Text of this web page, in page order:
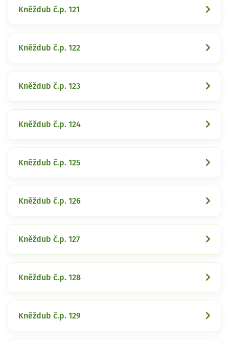
Kněždub č.p. 121
Kněždub č.p. 122
Kněždub č.p. 123
Kněždub č.p. 124
Kněždub č.p. 125
Kněždub č.p. 126
Kněždub č.p. 127
Kněždub č.p. 128
Kněždub č.p. 129